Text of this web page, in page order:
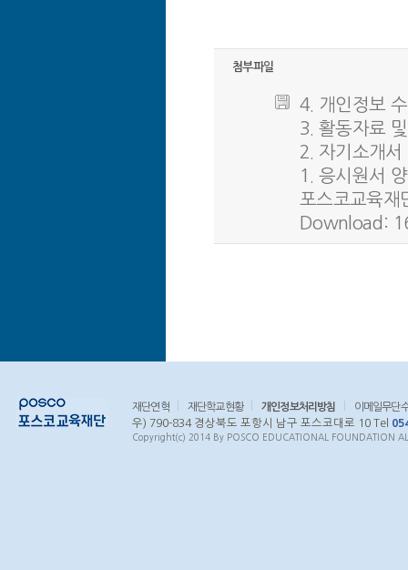
첨부파일
4. 개인정보
3. 활동자료
2. 자기소개
1. 응시원서
포스코교육재
Download:
재단연혁 재단학교현황 개인정보처리방침 이메일무단
우) 790-834 경상북도 포항시 남구 포스코대로 10 Tel
Copyright(c) 2014 By POSCO EDUCATIONAL FOUNDATION